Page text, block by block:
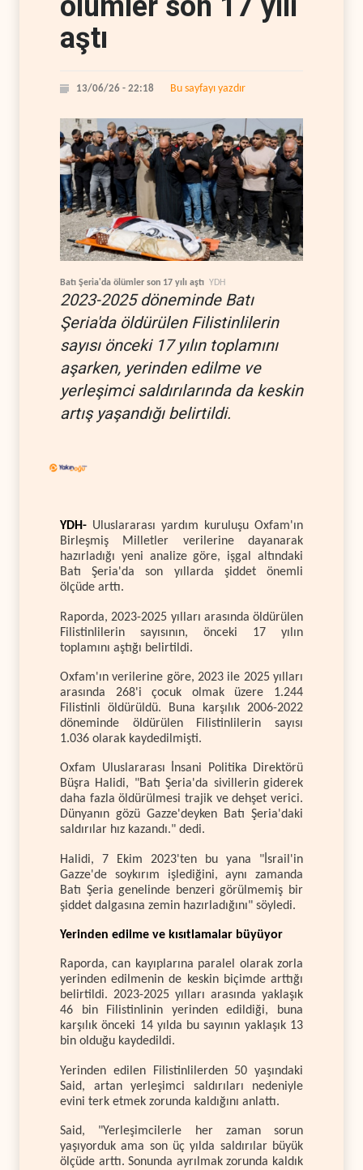
aştı
13/06/26 - 22:18 Bu sayfayı yazdır
Batı Şeria'da ölümler son 17 yılı aştı YDH
2023-2025 döneminde Batı
Şeria'da öldürülen Filistinlilerin
sayısı önceki 17 yılın toplamını
aşarken, yerinden edilme ve
yerleşimci saldırılarında da keskin
artış yaşandığı belirtildi.
YDH- Uluslararası yardım kuruluşu Oxfam'ın
Birleşmiş Milletler verilerine dayanarak
hazırladığı yeni analize göre, işgal altındaki
Batı Şeria'da son yıllarda şiddet önemli
ölçüde arttı.
Raporda, 2023-2025 yılları arasında öldürülen
Filistinlilerin sayısının, önceki 17 yılın
toplamını aştığı belirtildi.
Oxfam'ın verilerine göre, 2023 ile 2025 yılları
arasında 268'i çocuk olmak üzere 1.244
Filistinli öldürüldü. Buna karşılık 2006-2022
döneminde öldürülen Filistinlilerin sayısı
1.036 olarak kaydedilmişti.
Oxfam Uluslararası İnsani Politika Direktörü
Büşra Halidi, "Batı Şeria'da sivillerin giderek
daha fazla öldürülmesi trajik ve dehşet verici.
Dünyanın gözü Gazze'deyken Batı Şeria'daki
saldırılar hız kazandı." dedi.
Halidi, 7 Ekim 2023'ten bu yana "İsrail'in
Gazze'de soykırım işlediğini, aynı zamanda
Batı Şeria genelinde benzeri görülmemiş bir
şiddet dalgasına zemin hazırladığını" söyledi.
Yerinden edilme ve kısıtlamalar büyüyor
Raporda, can kayıplarına paralel olarak zorla
yerinden edilmenin de keskin biçimde arttığı
belirtildi. 2023-2025 yılları arasında yaklaşık
46 bin Filistinlinin yerinden edildiği, buna
karşılık önceki 14 yılda bu sayının yaklaşık 13
bin olduğu kaydedildi.
Yerinden edilen Filistinlilerden 50 yaşındaki
Said, artan yerleşimci saldırıları nedeniyle
evini terk etmek zorunda kaldığını anlattı.
Said, "Yerleşimcilerle her zaman sorun
yaşıyorduk ama son üç yılda saldırılar büyük
ölçüde arttı. Sonunda ayrılmak zorunda kaldık